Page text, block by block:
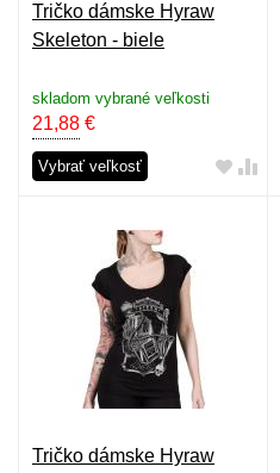
Tričko dámske Hyraw
Skeleton - biele
skladom vybrané veľkosti
21,88 €
Vybrať veľkosť
Tričko dámske Hyraw